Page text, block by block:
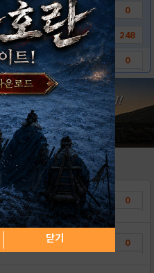
멀티를.. 0
안내.. 248
0
0
≫ 0
닫기